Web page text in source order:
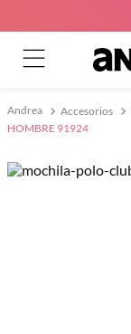
Accesorios
HOMBRE 91924